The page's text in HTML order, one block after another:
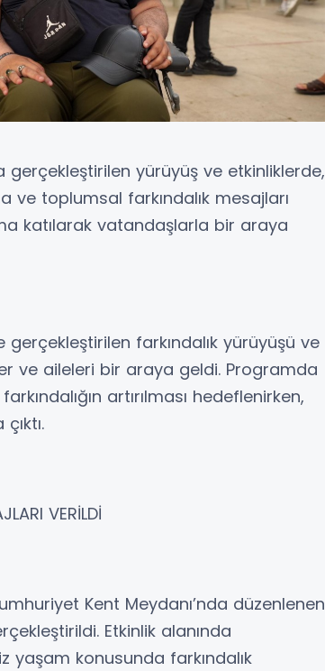
gerçekleştirilen yürüyüş ve etkinliklerde,
ve toplumsal farkındalık mesajları
katılarak vatandaşlarla bir araya
gerçekleştirilen farkındalık yürüyüşü ve
ve aileleri bir araya geldi. Programda
artırılması hedeflenirken,
VERİLDİ
Kent Meydanı’nda düzenlenen
Etkinlik alanında
konusunda farkındalık